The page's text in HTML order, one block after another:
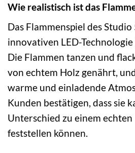
Wie realistisch ist das
Das Flammenspiel des
innovativen LED-
Die Flammen tanzen und
von echtem Holz genährt,
warme und einladende
Kunden bestätigen, dass sie
Unterschied zu einem
feststellen können.